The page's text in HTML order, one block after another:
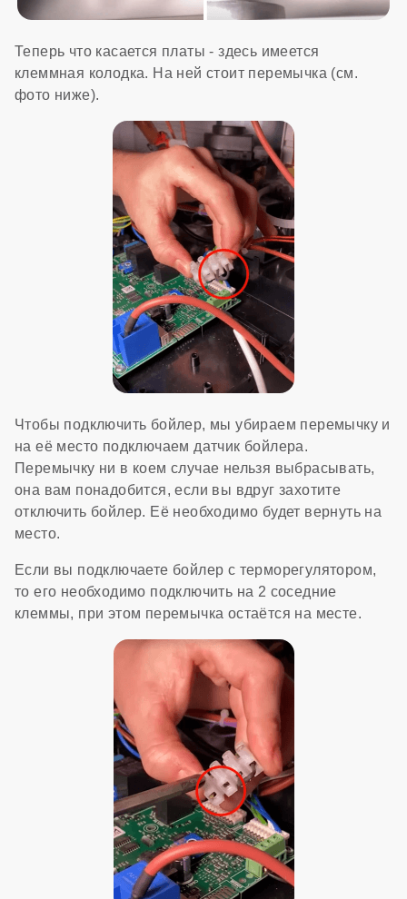
Теперь что касается платы - здесь имеется
клеммная колодка. На ней стоит перемычка (см.
фото ниже).
Чтобы подключить бойлер, мы убираем перемычку и
на её место подключаем датчик бойлера.
Перемычку ни в коем случае нельзя выбрасывать,
она вам понадобится, если вы вдруг захотите
отключить бойлер. Её необходимо будет вернуть на
место.
Если вы подключаете бойлер с терморегулятором,
то его необходимо подключить на 2 соседние
клеммы, при этом перемычка остаётся на месте.